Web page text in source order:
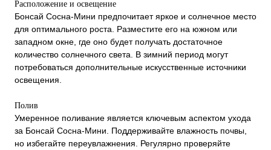
Расположение и освещение
Бонсай Сосна-Мини предпочитает яркое и солнечное место
для оптимального роста. Разместите его на южном или
западном окне, где оно будет получать достаточное
количество солнечного света. В зимний период могут
потребоваться дополнительные искусственные источники
освещения.
Полив
Умеренное поливание является ключевым аспектом ухода
за Бонсай Сосна-Мини. Поддерживайте влажность почвы,
но избегайте переувлажнения. Регулярно проверяйте